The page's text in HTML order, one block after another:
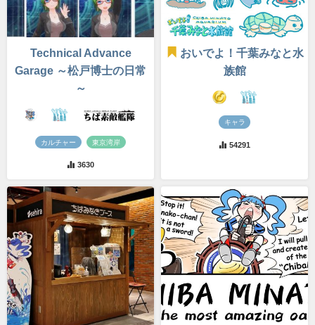
Technical Advance
Garage ～松戸博士の日常
～
カルチャー 東京湾岸
3630
おいでよ！千葉みなと水
族館
キャラ
54291